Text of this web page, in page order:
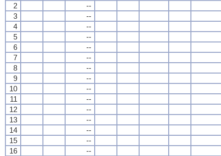
2
--
3
--
4
--
5
--
6
--
7
--
8
--
9
--
10
--
11
--
12
--
13
--
14
--
15
--
16
--
2
--
3
--
4
--
5
--
6
--
7
--
8
--
9
--
10
--
11
--
12
--
13
--
14
--
15
--
16
--
2
--
3
--
4
--
5
--
6
--
7
--
8
--
9
--
10
--
11
--
12
--
13
--
14
--
15
--
16
--
2
--
3
--
4
--
5
--
6
--
7
--
8
--
9
--
10
--
11
--
12
--
13
--
14
--
15
--
16
--